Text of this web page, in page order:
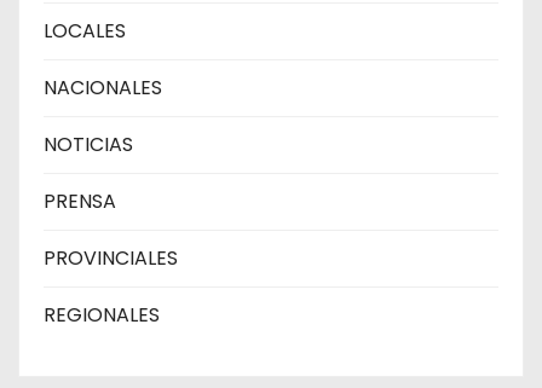
LOCALES
NACIONALES
NOTICIAS
PRENSA
PROVINCIALES
REGIONALES